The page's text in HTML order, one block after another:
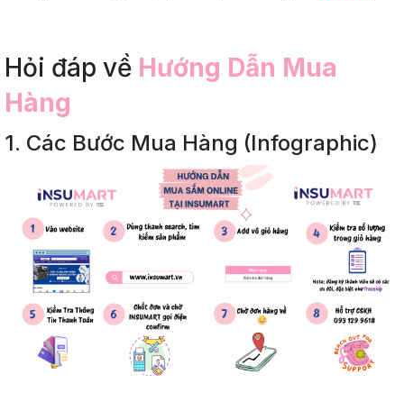
Hỏi đáp về Hướng Dẫn Mua
Hàng
1. Các Bước Mua Hàng (Infographic)